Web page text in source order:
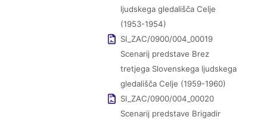
ljudskega gledališča Celje
(1953-1954)
SI_ZAC/0900/004_00019
Scenarij predstave Brez
tretjega Slovenskega ljudskega
gledališča Celje (1959-1960)
SI_ZAC/0900/004_00020
Scenarij predstave Brigadir